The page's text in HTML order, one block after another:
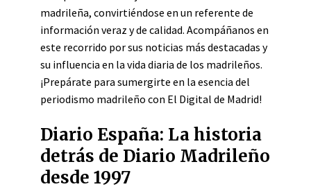
madrileña, convirtiéndose en un referente de
información veraz y de calidad. Acompáñanos en
este recorrido por sus noticias más destacadas y
su influencia en la vida diaria de los madrileños.
¡Prepárate para sumergirte en la esencia del
periodismo madrileño con El Digital de Madrid!
Diario España: La historia
detrás de Diario Madrileño
desde 1997